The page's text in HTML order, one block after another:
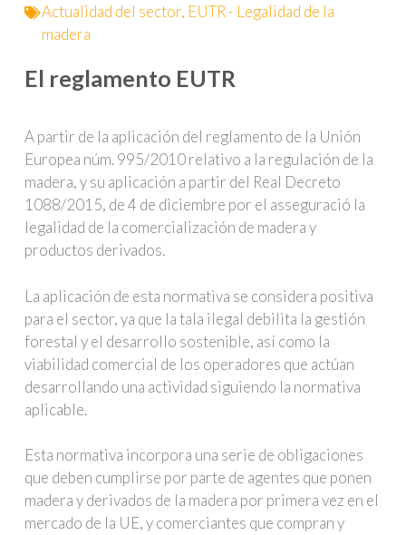
Actualidad del sector, EUTR - Legalidad de la
madera
El reglamento EUTR
A partir de la aplicación del reglamento de la Unión
Europea núm. 995/2010 relativo a la regulación de la
madera, y su aplicación a partir del Real Decreto
1088/2015, de 4 de diciembre por el asseguració la
legalidad de la comercialización de madera y
productos derivados.
La aplicación de esta normativa se considera positiva
para el sector, ya que la tala ilegal debilita la gestión
forestal y el desarrollo sostenible, así como la
viabilidad comercial de los operadores que actúan
desarrollando una actividad siguiendo la normativa
aplicable.
Esta normativa incorpora una serie de obligaciones
que deben cumplirse por parte de agentes que ponen
madera y derivados de la madera por primera vez en el
mercado de la UE, y comerciantes que compran y